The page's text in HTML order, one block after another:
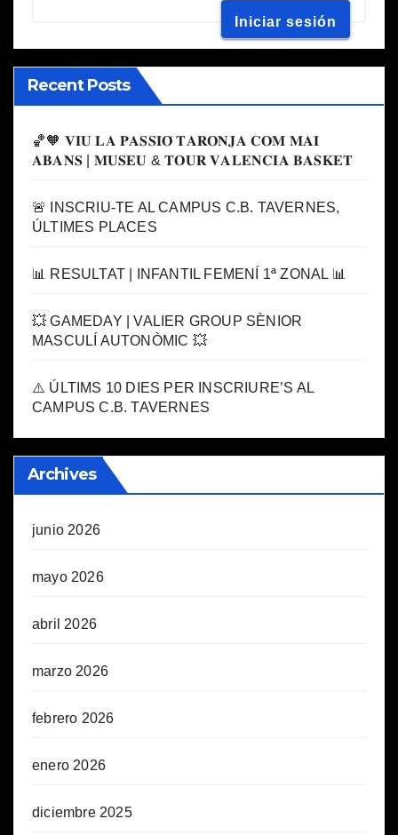
Recent Posts
🏀🧡 𝐕𝐈𝐔 𝐋𝐀 𝐏𝐀𝐒𝐒𝐈𝐎́ 𝐓𝐀𝐑𝐎𝐍𝐉𝐀 𝐂𝐎𝐌 𝐌𝐀𝐈
𝐀𝐁𝐀𝐍𝐒 | 𝐌𝐔𝐒𝐄𝐔 & 𝐓𝐎𝐔𝐑 𝐕𝐀𝐋𝐄𝐍𝐂𝐈𝐀 𝐁𝐀𝐒𝐊𝐄𝐓
🚨 INSCRIU-TE AL CAMPUS C.B. TAVERNES,
ÚLTIMES PLACES
📊 RESULTAT | INFANTIL FEMENÍ 1ª ZONAL 📊
💥 GAMEDAY | VALIER GROUP SÈNIOR
MASCULÍ AUTONÒMIC 💥
⚠️ ÚLTIMS 10 DIES PER INSCRIURE’S AL
CAMPUS C.B. TAVERNES
Archives
junio 2026
mayo 2026
abril 2026
marzo 2026
febrero 2026
enero 2026
diciembre 2025